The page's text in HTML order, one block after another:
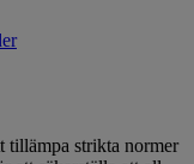
tillämpa strikta normer